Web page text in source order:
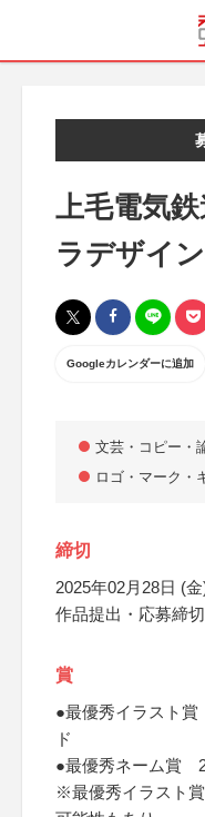
上毛電気
ラデザイ
Googleカレンダーに追加
文芸・コピー・
ロゴ・マーク・
締切
2025年02月28日 (金
作品提出・応募締
賞
●最優秀イラスト
ド
●最優秀ネーム賞
※最優秀イラスト